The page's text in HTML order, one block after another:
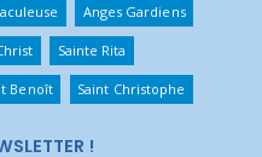
Anges Gardiens
Sainte Rita
Benoît Saint Christophe
!